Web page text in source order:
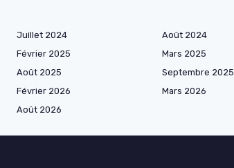
Juillet 2024 Août 2024
Février 2025 Mars 2025
Août 2025 Septembre 2025
Février 2026 Mars 2026
Août 2026